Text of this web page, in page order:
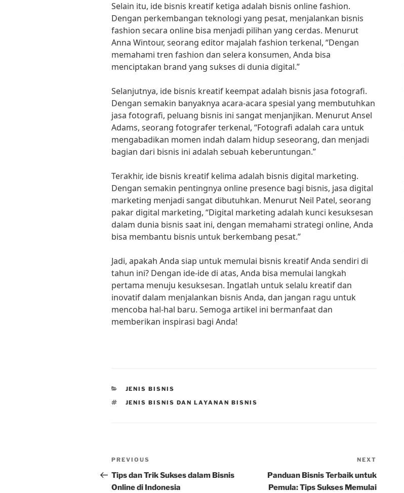
Selain itu, ide bisnis kreatif ketiga adalah bisnis online fashion.
Dengan perkembangan teknologi yang pesat, menjalankan bisnis
fashion secara online bisa menjadi pilihan yang cerdas. Menurut
Anna Wintour, seorang editor majalah fashion terkenal, “Dengan
memahami tren fashion dan selera konsumen, Anda bisa
menciptakan brand yang sukses di dunia digital.”
Selanjutnya, ide bisnis kreatif keempat adalah bisnis jasa fotografi.
Dengan semakin banyaknya acara-acara spesial yang membutuhkan
jasa fotografi, peluang bisnis ini sangat menjanjikan. Menurut Ansel
Adams, seorang fotografer terkenal, “Fotografi adalah cara untuk
mengabadikan momen indah dalam hidup seseorang, dan menjadi
bagian dari bisnis ini adalah sebuah keberuntungan.”
Terakhir, ide bisnis kreatif kelima adalah bisnis digital marketing.
Dengan semakin pentingnya online presence bagi bisnis, jasa digital
marketing menjadi sangat dibutuhkan. Menurut Neil Patel, seorang
pakar digital marketing, “Digital marketing adalah kunci kesuksesan
dalam dunia bisnis saat ini, dengan memahami strategi online, Anda
bisa membantu bisnis untuk berkembang pesat.”
Jadi, apakah Anda siap untuk memulai bisnis kreatif Anda sendiri di
tahun ini? Dengan ide-ide di atas, Anda bisa memulai langkah
pertama menuju kesuksesan. Ingatlah untuk selalu kreatif dan
inovatif dalam menjalankan bisnis Anda, dan jangan ragu untuk
mencoba hal-hal baru. Semoga artikel ini bermanfaat dan
memberikan inspirasi bagi Anda!
CATEGORIES
JENIS BISNIS
TAGS
JENIS BISNIS DAN LAYANAN BISNIS
Post
navigation
Previous
Post
PREVIOUS
Tips dan Trik Sukses dalam Bisnis
Online di Indonesia
Post
NEXT
Panduan Bisnis Terbaik untuk
Pemula: Tips Sukses Memulai